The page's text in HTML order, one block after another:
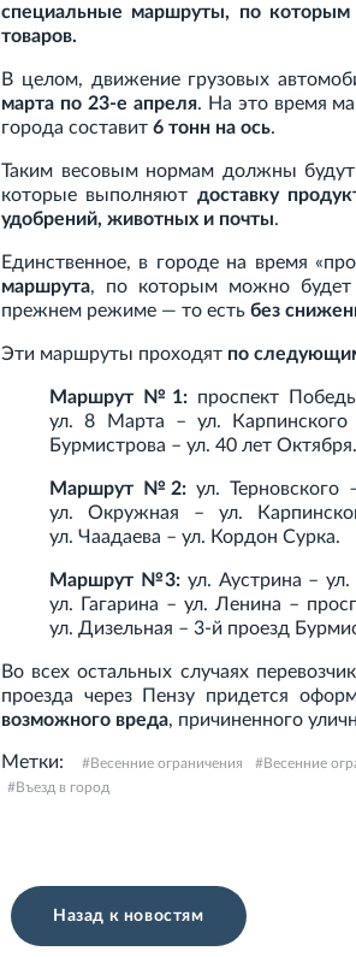
специальные маршруты, по которым
товаров.
В целом, движение грузовых
марта по 23-е апреля. На это время
города составит 6 тонн на ось.
Таким весовым нормам должны будут
которые выполняют доставку
удобрений, животных и почты.
Единственное, в городе на время
маршрута, по которым можно будет
прежнем режиме — то есть без
Эти маршруты проходят по
Маршрут №1:проспект
ул.
8 Марта – ул.
Бурмистрова – ул. 40 лет Октября.
Маршрут №2:ул. Терновского
ул.
Окружная – ул.
ул. Чаадаева – ул. Кордон Сурка.
Маршрут №3: ул. Аустрина – ул.
ул.
Гагарина – ул. Ленина –
ул. Дизельная – 3-й проезд
Во всех остальных случаях
проезда через Пензу придется
возможного вреда, причиненного
Метки: Весенние ограничения Весенние
Въезд в город
Назад к новостям